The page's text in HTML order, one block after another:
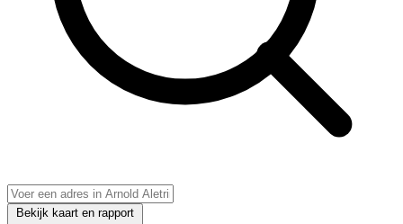
Bekijk kaart en rapport